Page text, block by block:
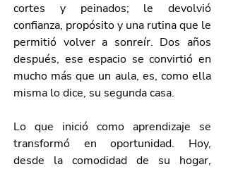
cortes y peinados; le devolvió
confianza, propósito y una rutina que le
permitió volver a sonreír. Dos años
después, ese espacio se convirtió en
mucho más que un aula, es, como ella
misma lo dice, su segunda casa.
Lo que inició como aprendizaje se
transformó en oportunidad. Hoy,
desde la comodidad de su hogar,